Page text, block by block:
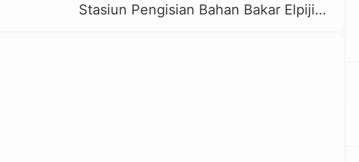
Stasiun Pengisian Bahan Bakar Elpiji